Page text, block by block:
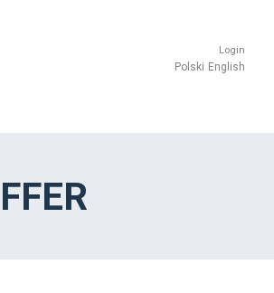
Login
Polski English